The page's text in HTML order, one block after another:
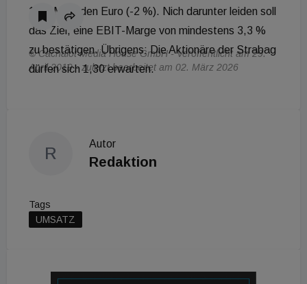
16,0 Milliarden Euro (-2 %). Nich darunter leiden soll
das Ziel, eine EBIT-Marge von mindestens 3,3 %
zu bestätigen. Übrigens: Die Aktionäre der Strabag
dürfen sich 1,30 erwarten.
© Cachalot Media House GmbH - Veröffentlicht am 29.
April 2019 - zuletzt bearbeitet am 02. März 2026
R
Autor
Redaktion
Tags
UMSATZ